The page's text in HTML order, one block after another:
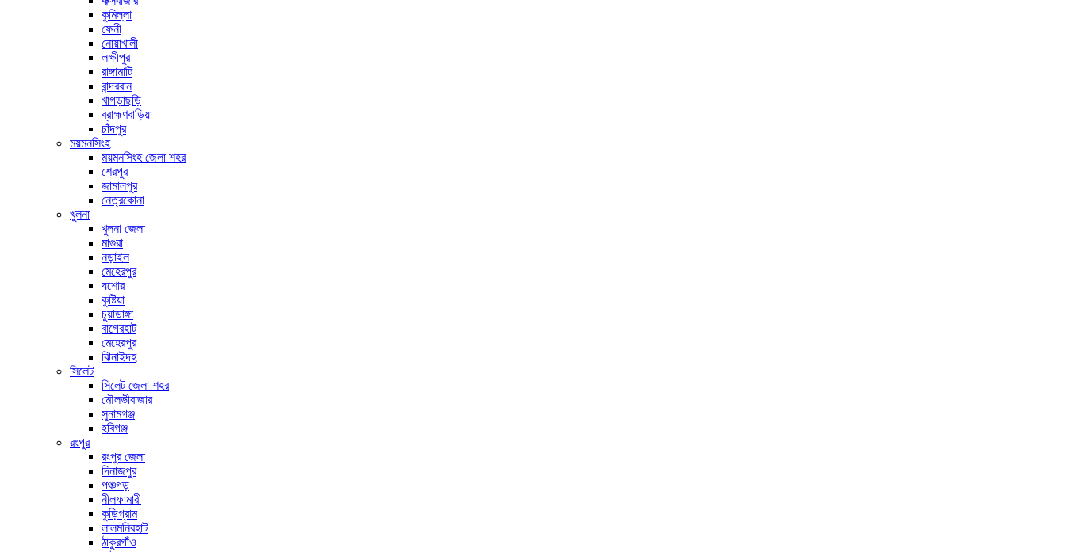
কুমিল্লা
ফেনী
নোয়াখালী
লক্ষীপুর
রাঙ্গামাটি
বান্দরবান
খাগড়াছড়ি
ব্রাহ্মণবাড়িয়া
চাঁদপুর
ময়মনসিংহ
ময়মনসিংহ জেলা শহর
শেরপুর
জামালপুর
নেত্রকোনা
খুলনা
খুলনা জেলা
মাগুরা
নড়াইল
মেহেরপুর
যশোর
কুষ্টিয়া
চুয়াডাঙ্গা
বাগেরহাট
মেহেরপুর
ঝিনাইদহ
সিলেট
সিলেট জেলা শহর
মৌলভীবাজার
সুনামগঞ্জ
হবিগঞ্জ
রংপুর
রংপুর জেলা
দিনাজপুর
পঞ্চগড়
নীলফামারী
কুড়িগ্রাম
লালমনিরহাট
ঠাকুরগাঁও